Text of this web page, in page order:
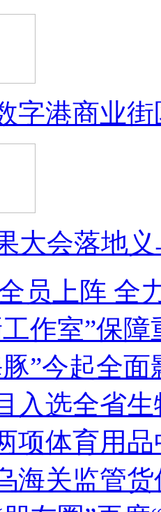
字港商业
大会落地
员上阵 全
作室”保
”今起全面
入选全省
项体育用
海关监管